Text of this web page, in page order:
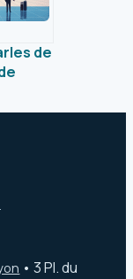
de
•3 Pl. du